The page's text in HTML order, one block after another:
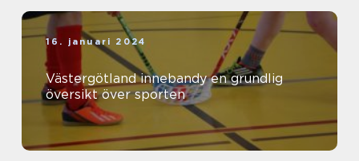
16. januari 2024
Västergötland innebandy en grundlig
översikt över sporten